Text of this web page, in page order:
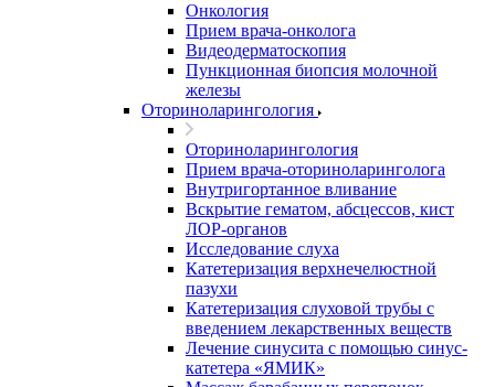
Онкология
Прием врача-онколога
Видеодерматоскопия
Пункционная биопсия молочной
железы
Оториноларингология
Оториноларингология
Прием врача-оториноларинголога
Внутригортанное вливание
Вскрытие гематом, абсцессов, кист
ЛОР-органов
Исследование слуха
Катетеризация верхнечелюстной
пазухи
Катетеризация слуховой трубы с
введением лекарственных веществ
Лечение синусита с помощью синус-
катетера «ЯМИК»